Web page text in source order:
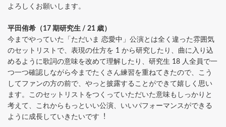
よろしくお願いします。
平⽥侑希（17 期研究⽣ / 21 歳）
今までやっていた「ただいま 恋愛中」公演とは全く違った雰囲気
のセットリストで、表現の仕⽅を 1 から研究したり、曲に⼊り込
めるように歌詞の意味を改めて理解したり、研究⽣ 18 ⼈全員で⼀
つ⼀つ確認しながら今までたくさん練習を重ねてきたので、こう
してファンの⽅の前で、やっと披露することができて嬉しく思い
ます。このセットリストをつくっていただいた意味もしっかりと
考えて、これからもっといい公演、いいパフォーマンスができる
ように成⻑していきたいです︕